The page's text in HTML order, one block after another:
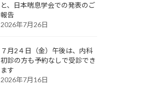
と、日本喘息学会での発表のご
報告
2026年7月26日
７月2４日（金）午後は、内科
初診の方も予約なしで受診でき
ます
2026年7月16日